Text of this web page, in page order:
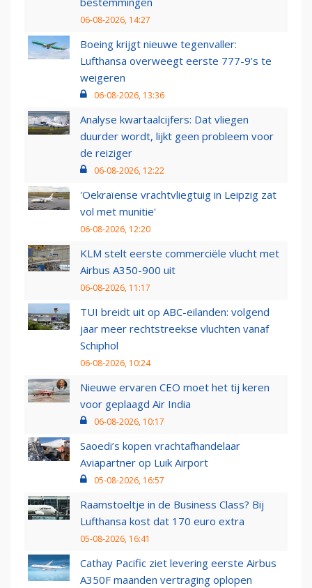
06-08-2026, 14:27
Boeing krijgt nieuwe tegenvaller:
Lufthansa overweegt eerste 777-9’s te
weigeren
06-08-2026, 13:36
Analyse kwartaalcijfers: Dat vliegen
duurder wordt, lijkt geen probleem voor
de reiziger
06-08-2026, 12:22
'Oekraïense vrachtvliegtuig in Leipzig zat
vol met munitie'
06-08-2026, 12:20
KLM stelt eerste commerciële vlucht met
Airbus A350-900 uit
06-08-2026, 11:17
TUI breidt uit op ABC-eilanden: volgend
jaar meer rechtstreekse vluchten vanaf
Schiphol
06-08-2026, 10:24
Nieuwe ervaren CEO moet het tij keren
voor geplaagd Air India
06-08-2026, 10:17
Saoedi’s kopen vrachtafhandelaar
Aviapartner op Luik Airport
05-08-2026, 16:57
Raamstoeltje in de Business Class? Bij
Lufthansa kost dat 170 euro extra
05-08-2026, 16:41
Cathay Pacific ziet levering eerste Airbus
A350F maanden vertraging oplopen